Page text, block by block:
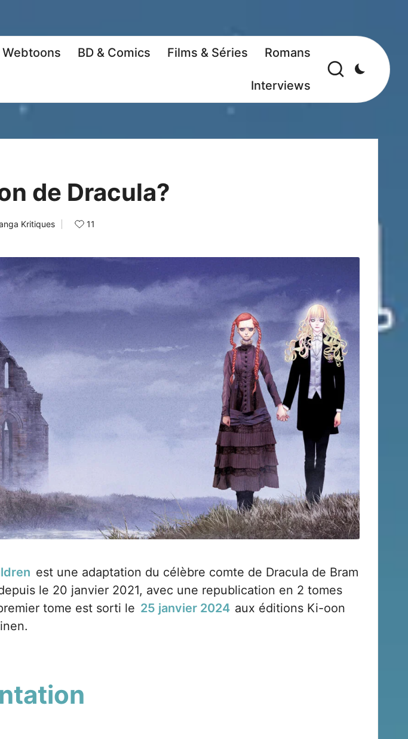
Webtoons BD & Comics Films & Séries Romans
Interviews
de Dracula?
Kritiques 11
est une adaptation du célèbre comte de Dracula de Bram
le 20 janvier 2021, avec une republication en 2 tomes
tome est sorti le 25 janvier 2024 aux éditions Ki-oon